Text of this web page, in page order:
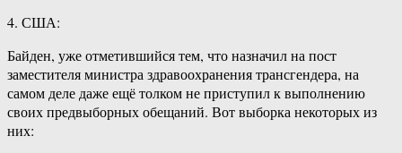
4. США:
Байден, уже отметившийся тем, что назначил на пост
заместителя министра здравоохранения трансгендера, на
самом деле даже ещё толком не приступил к выполнению
своих предвыборных обещаний. Вот выборка некоторых из
них: